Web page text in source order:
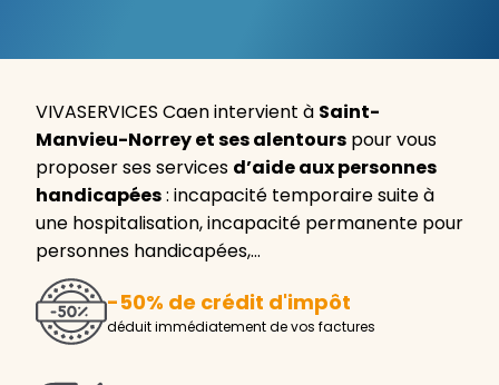
VIVASERVICES Caen intervient à Saint-
Manvieu-Norrey et ses alentours pour vous
proposer ses services d’aide aux personnes
handicapées: incapacité temporaire suite à
une hospitalisation, incapacité permanente pour
personnes handicapées,…
-50% de crédit d'impôt
déduit immédiatement de vos factures